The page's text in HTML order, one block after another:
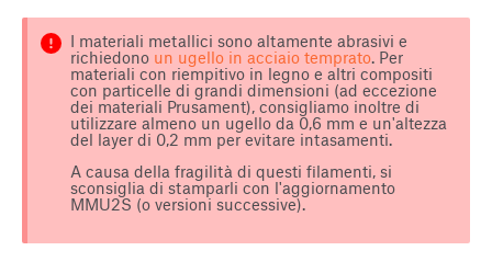
I materiali metallici sono altamente abrasivi e
richiedono un ugello in acciaio temprato. Per
materiali con riempitivo in legno e altri compositi
con particelle di grandi dimensioni (ad eccezione
dei materiali Prusament), consigliamo inoltre di
utilizzare almeno un ugello da 0,6 mm e un'altezza
del layer di 0,2 mm per evitare intasamenti.
A causa della fragilità di questi filamenti, si
sconsiglia di stamparli con l'aggiornamento
MMU2S (o versioni successive).